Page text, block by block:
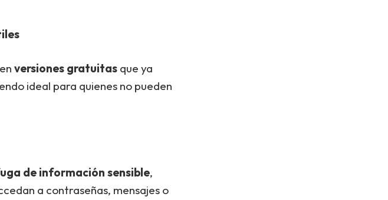
versiones gratuitas que ya
ideal para quienes no pueden
de información sensible,
a contraseñas, mensajes o